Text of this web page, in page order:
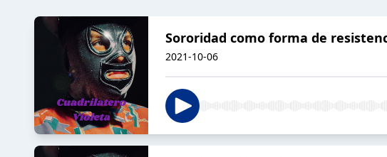
Sororidad como forma de
2021-10-06